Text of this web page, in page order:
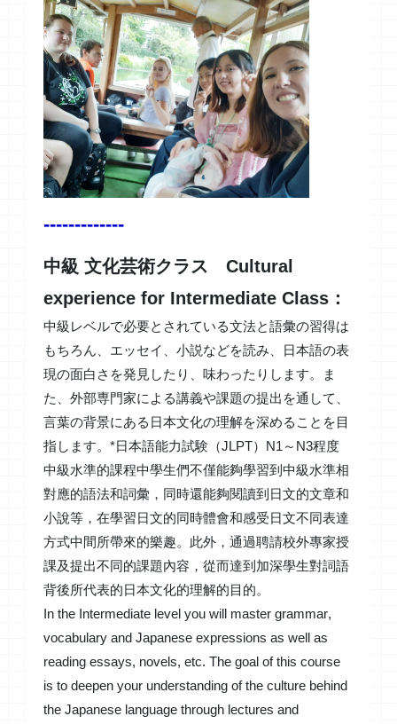
-------------
中級 文化芸術クラス Cultural
experience for Intermediate Class：
中級レベルで必要とされている文法と語彙の習得は
もちろん、エッセイ、小説などを読み、日本語の表
現の面白さを発見したり、味わったりします。ま
た、外部専門家による講義や課題の提出を通して、
言葉の背景にある日本文化の理解を深めることを目
指します。*日本語能力試験（JLPT）N1～N3程度
中級水準的課程中學生們不僅能夠學習到中級水準相
對應的語法和詞彙，同時還能夠閱讀到日文的文章和
小說等，在學習日文的同時體會和感受日文不同表達
方式中間所帶來的樂趣。此外，通過聘請校外專家授
課及提出不同的課題內容，從而達到加深學生對詞語
背後所代表的日本文化的理解的目的。
In the Intermediate level you will master grammar,
vocabulary and Japanese expressions as well as
reading essays, novels, etc. The goal of this course
is to deepen your understanding of the culture behind
the Japanese language through lectures and